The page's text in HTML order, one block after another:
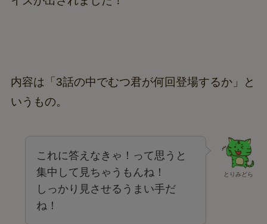
内容は「3話の中でむつ君が何回登場するか」と
いうもの。
とりみどら
これに答えなきゃ！って思うと
集中して見ちゃうもんね！
しっかり見させるうまい手だ
ね！